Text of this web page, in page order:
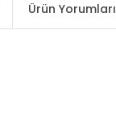
Ürün Yorumları